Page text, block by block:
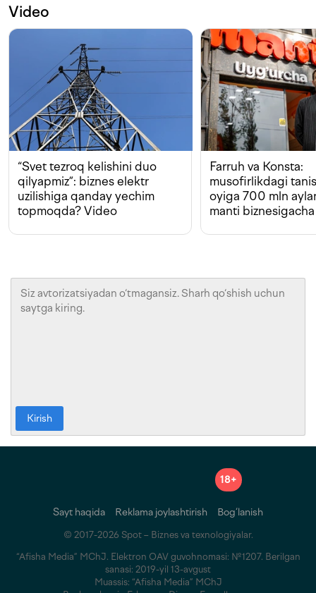
Video
“Svet tezroq kelishini duo
qilyapmiz”: biznes elektr
uzilishiga qanday yechim
topmoqda? Video
Farruh va Konsta:
musofirlikdagi
oyiga 700 mln
manti biznesigacha
Kirish
18+
Sayt haqida Reklama joylashtirish Bog‘lanish
© 2017-2026 Spot – Biznes va texnologiyalar.
“Afisha Media” MChJ. Elektron OAV guvohnomasi: №1207. Berilgan
sanasi: 2019-yil 13-avgust
Muassis: “Afisha Media” MChJ